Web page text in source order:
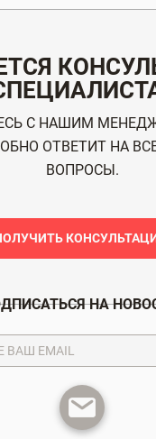
С НАШИМ
ОТВЕТИТ НА
ВОПРОСЫ.
НА